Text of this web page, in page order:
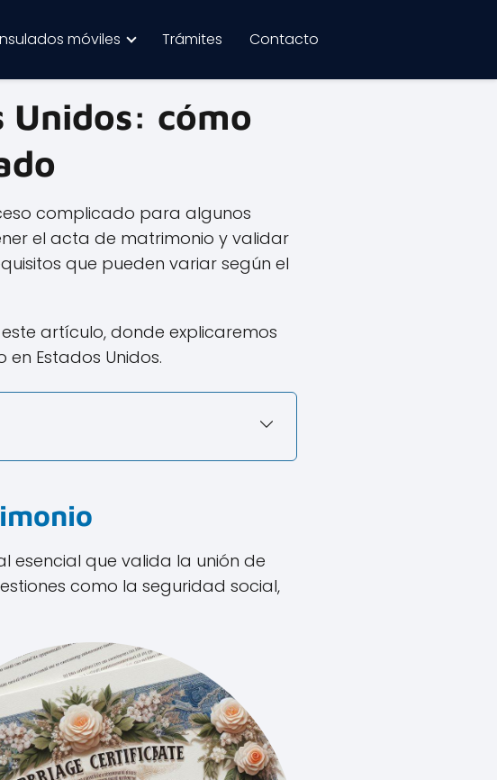
móviles Trámites Contacto
Unidos: cómo
complicado para algunos
el acta de matrimonio y validar
que pueden variar según el
artículo, donde explicaremos
Estados Unidos.
esencial que valida la unión de
como la seguridad social,